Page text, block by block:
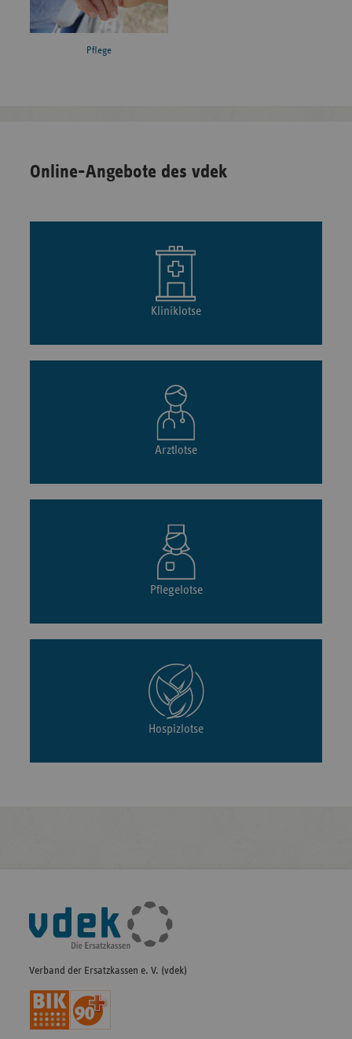
Pflege
Online-Angebote des vdek
Kliniklotse
Arztlotse
Pflegelotse
Hospizlotse
Fußleisten-
Navigation
Verband der Ersatzkassen e. V. (vdek)